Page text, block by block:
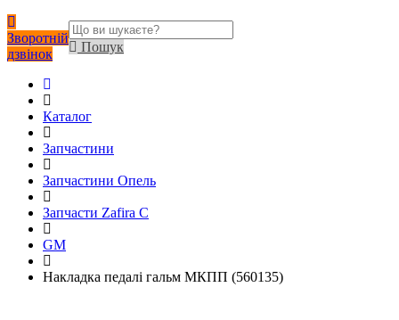
Зворотній
дзвінок
Пошук
Каталог
Запчастини
Запчастини Опель
Запчасти Zafira C
GM
Накладка педалі гальм МКПП (560135)